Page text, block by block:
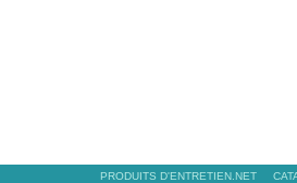
PRODUITS D'ENTRETIEN.NET